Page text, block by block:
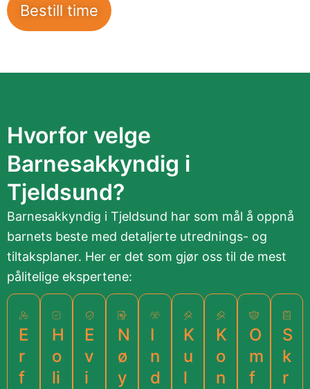
Bestill time
Hvorfor velge
Barnesakkyndig i
Tjeldsund?
Barnesakkyndig i Tjeldsund har som mål å oppnå
barnets beste med detaljerte utrednings- og
tiltaksplaner. Her er det som gjør oss til de mest
pålitelige ekspertene:
E
r
f
H
o
li
E
v
i
N
ø
y
I
n
d
K
u
l
K
o
n
O
m
f
S
k
r